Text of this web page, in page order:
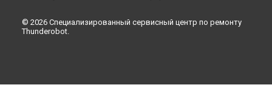
© 2026 Специализированный сервисный центр по ремонту
Thunderobot.